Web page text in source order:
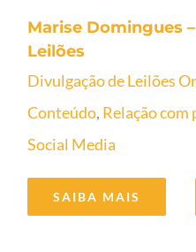
de
Marise Domingues
Leilões
Divulgação de Leilões
Conteúdo, Relação
Social Media
SAIBA MAIS